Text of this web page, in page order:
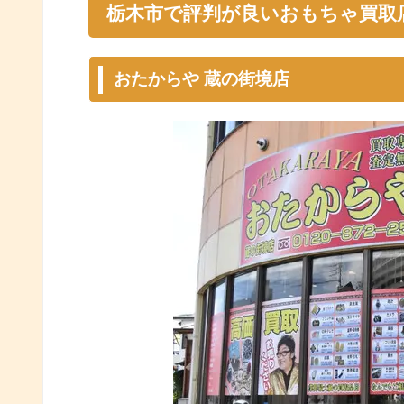
栃木市で評判が良いおもちゃ買取
おたからや 蔵の街境店